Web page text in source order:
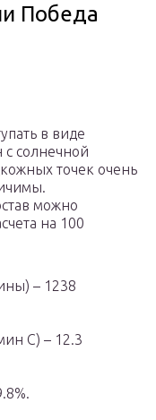
Победа
в виде
солнечной
точек очень
можно
на 100
– 1238
С) – 12.3